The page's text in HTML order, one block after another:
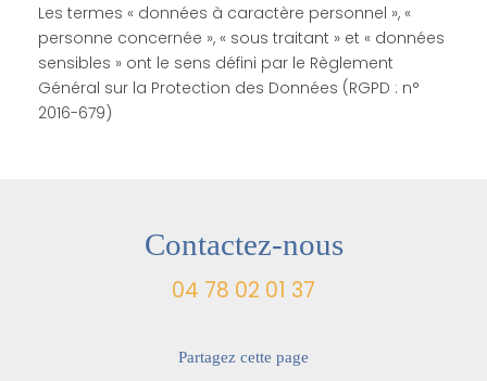
Les termes « données à caractère personnel », «
personne concernée », « sous traitant » et « données
sensibles » ont le sens défini par le Règlement
Général sur la Protection des Données (RGPD : n°
2016-679)
Contactez-nous
04 78 02 01 37
Partagez cette page